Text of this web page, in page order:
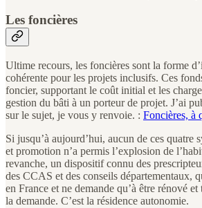
Les foncières
Ultime recours, les foncières sont la forme
cohérente pour les projets inclusifs. Ces
foncier, supportant le coût initial et les
gestion du bâti à un porteur de projet. J’ai
sur le sujet, je vous y renvoie. : Foncières, à
Si jusqu’à aujourd’hui, aucun de ces quatre
et promotion n’a permis l’explosion de
revanche, un dispositif connu des
des CCAS et des conseils départementaux,
en France et ne demande qu’à être rénové et
la demande. C’est la résidence autonomie.